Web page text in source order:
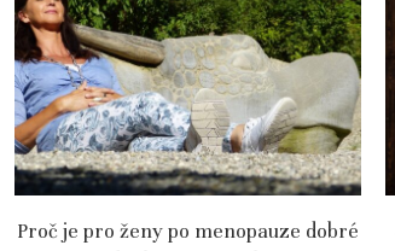
Proč je pro ženy po menopauze dobré